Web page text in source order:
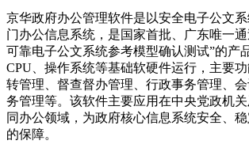
京华政府办公管理软件是以安全电子公文
门办公信息系统，是国家首批、广东唯一
可靠电子公文系统参考模型确认测试”的产
CPU、操作系统等基础软硬件运行，主要
转管理、督查督办管理、行政事务管理、
务管理等。该软件主要应用在中央党政机
同办公领域，为政府核心信息系统安全、
的保障。